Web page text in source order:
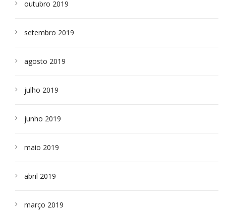
outubro 2019
setembro 2019
agosto 2019
julho 2019
junho 2019
maio 2019
abril 2019
março 2019